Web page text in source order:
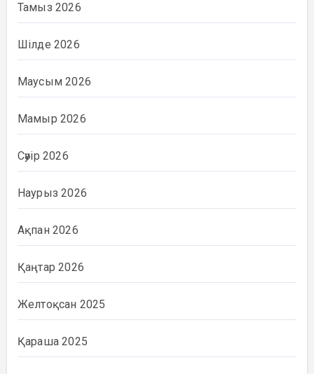
Тамыз 2026
Шілде 2026
Маусым 2026
Мамыр 2026
Сәуір 2026
Наурыз 2026
Ақпан 2026
Қаңтар 2026
Желтоқсан 2025
Қараша 2025